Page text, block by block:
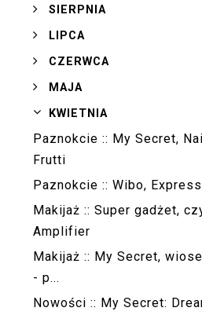
►SIERPNIA
►LIPCA
►CZERWCA
►MAJA
▼KWIETNIA
Paznokcie :: My Secret,
Frutti
Paznokcie :: Wibo,
Makijaż :: Super gadżet,
Amplifier
Makijaż :: My Secret,
- p...
Nowości :: My Secret: